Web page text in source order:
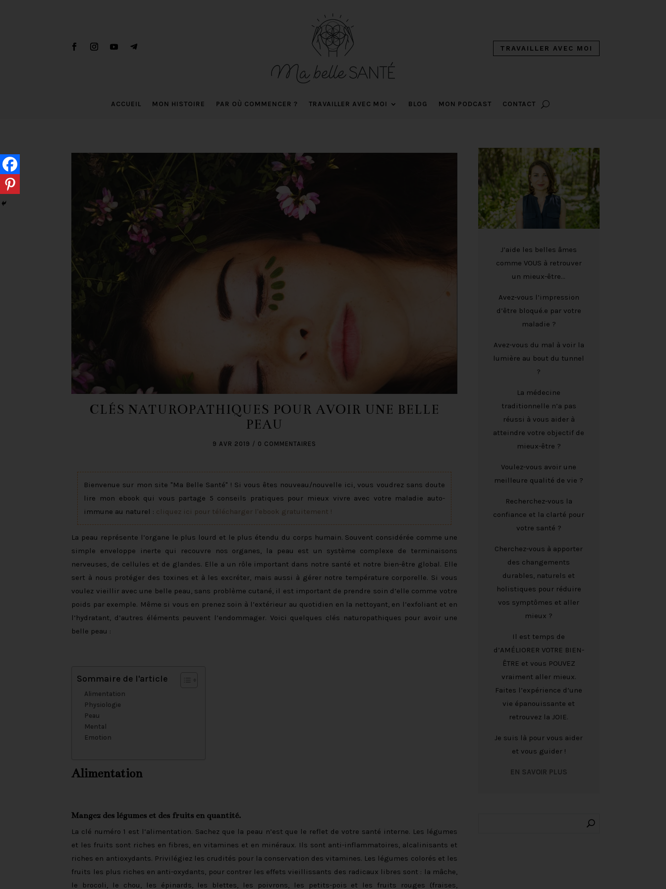
TRAVAILLER AVEC MOI
ACCUEIL MON HISTOIRE PAR OÙ COMMENCER ? TRAVAILLER AVEC MOI BLOG MON PODCAST CONTACT
CLÉS NATUROPATHIQUES POUR AVOIR UNE BELLE
PEAU
9 AVR 2019 / 0 COMMENTAIRES
Bienvenue sur mon site "Ma Belle Santé" ! Si vous êtes nouveau/nouvelle ici, vous voudrez sans doute
lire mon ebook qui vous partage 5 conseils pratiques pour mieux vivre avec votre maladie auto-
immune au naturel : cliquez ici pour télécharger l'ebook gratuitement !
La peau représente l’organe le plus lourd et le plus étendu du corps humain. Souvent considérée comme une
simple enveloppe inerte qui recouvre nos organes, la peau est un système complexe de terminaisons
nerveuses, de cellules et de glandes. Elle a un rôle important dans notre santé et notre bien-être global. Elle
sert à nous protéger des toxines et à les excréter, mais aussi à gérer notre température corporelle. Si vous
voulez vieillir avec une belle peau, sans problème cutané, il est important de prendre soin d’elle comme votre
poids par exemple. Même si vous en prenez soin à l’extérieur au quotidien en la nettoyant, en l’exfoliant et en
l’hydratant, d’autres éléments peuvent l’endommager. Voici quelques clés naturopathiques pour avoir une
belle peau :
Sommaire de l'article
Alimentation
Physiologie
Peau
Mental
Emotion
Alimentation
Mangez des légumes et des fruits en quantité.
La clé numéro 1 est l’alimentation. Sachez que la peau n’est que le reflet de votre santé interne. Les légumes
et les fruits sont riches en fibres, en vitamines et en minéraux. Ils sont anti-inflammatoires, alcalinisants et
riches en antioxydants. Privilégiez les crudités pour la conservation des vitamines. Les légumes colorés et les
fruits les plus riches en anti-oxydants, pour contrer les effets vieillissants des radicaux libres sont : la mâche,
le brocoli, le chou, les épinards, les blettes, les poivrons, les petits-pois et les fruits rouges (fraises,
J’aide les belles âmes
comme VOUS à retrouver
un mieux-être…
Avez-vous l’impression
d’être bloqué.e par votre
maladie ?
Avez-vous du mal à voir la
lumière au bout du tunnel
?
La médecine
traditionnelle n’a pas
réussi à vous aider à
atteindre votre objectif de
mieux-être ?
Voulez-vous avoir une
meilleure qualité de vie ?
Recherchez-vous la
confiance et la clarté pour
votre santé ?
Cherchez-vous à apporter
des changements
durables, naturels et
holistiques pour réduire
vos symptômes et aller
mieux ?
Il est temps de
d’AMÉLIORER VOTRE BIEN-
ÊTRE et vous POUVEZ
vraiment aller mieux.
Faites l’expérience d’une
vie épanouissante et
retrouvez la JOIE.
Je suis là pour vous aider
et vous guider !
EN SAVOIR PLUS